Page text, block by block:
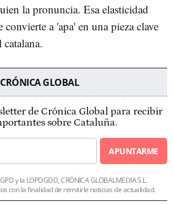
la pronuncia. Esa elasticidad
convierte a 'apa' en una pieza clave
GLOBAL
de Crónica Global para recibir
sobre Cataluña.
APUNTARME
y la LOPDGDD, CRÓNICA GLOBALMEDIA S.L.
con la finalidad de remitirle noticias de actualidad.